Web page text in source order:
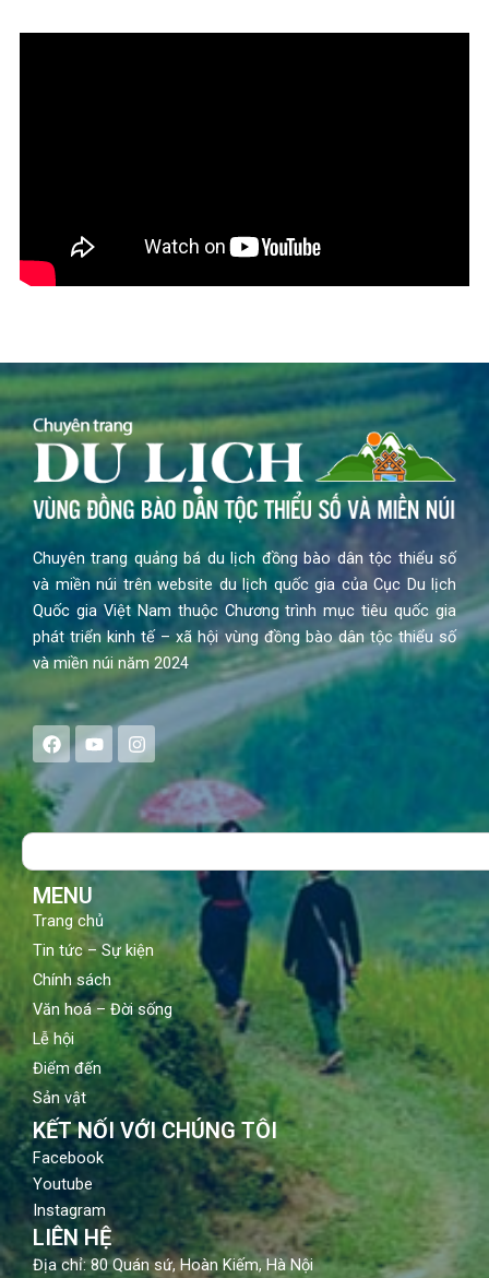
Chuyên trang quảng bá du lịch đồng bào dân tộc thiểu số
và miền núi trên website du lịch quốc gia của Cục Du lịch
Quốc gia Việt Nam thuộc Chương trình mục tiêu quốc gia
phát triển kinh tế – xã hội vùng đồng bào dân tộc thiểu số
và miền núi năm 2024
F
a
e
b
o
Y
o
t
u
b
I
n
s
a
g
Search
MENU
Trang chủ
Tin tức – Sự kiện
Chính sách
Văn hoá – Đời sống
Lễ hội
Điểm đến
Sản vật
KẾT NỐI VỚI CHÚNG TÔI
Facebook
Youtube
Instagram
LIÊN HỆ
Địa chỉ: 80 Quán sứ, Hoàn Kiếm, Hà Nội